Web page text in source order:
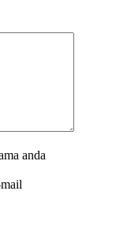
anda